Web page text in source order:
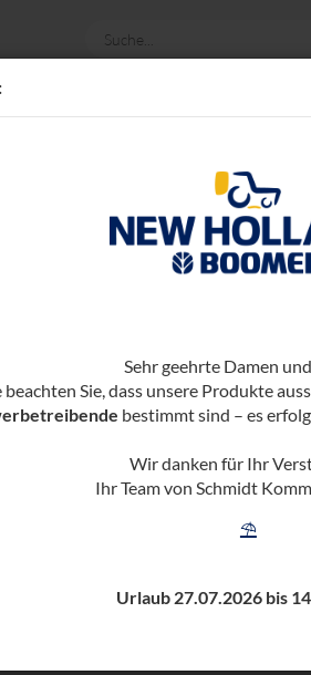
Sehr geehrte Damen
Sie, dass unsere Produkte
bestimmt sind – es
Wir danken für Ihr
Ihr Team von Schmidt
⛱️
Urlaub 27.07.2026 bis
» Scheibenmäher Heck
pro Seite
Seite
3 Schei­ben